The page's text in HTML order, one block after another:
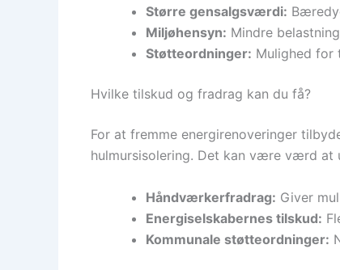
Større gensalgsværdi:
Miljøhensyn: Mindre
Støtteordninger: Mulighed for
Hvilke tilskud og fradrag kan du få?
For at fremme energirenoveringer
hulmursisolering. Det kan være værd at
Håndværkerfradrag: Giver
Energiselskabernes tilskud:
Kommunale støtteordninger: